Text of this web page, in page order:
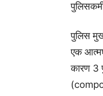
पुलिस
एक
कारण 3